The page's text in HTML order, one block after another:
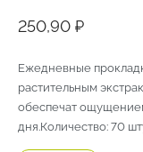
250,90 ₽
Ежедневные
растительным
обеспечат
дня.Количество: 70